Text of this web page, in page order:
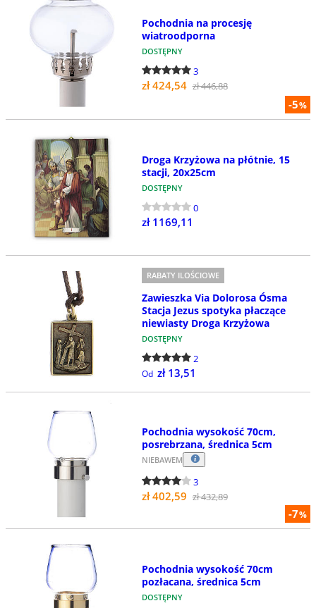
-5%
Pochodnia na procesję
wiatroodporna
DOSTĘPNY
3
zł 424,54 zł 446,88
Droga Krzyżowa na płótnie, 15
stacji, 20x25cm
DOSTĘPNY
0
zł 1169,11
RABATY ILOŚCIOWE
Zawieszka Via Dolorosa Ósma
Stacja Jezus spotyka płaczące
niewiasty Droga Krzyżowa
DOSTĘPNY
2
Od zł 13,51
-7%
Pochodnia wysokość 70cm,
posrebrzana, średnica 5cm
NIEBAWEM
3
zł 402,59 zł 432,89
Pochodnia wysokość 70cm
pozłacana, średnica 5cm
DOSTĘPNY